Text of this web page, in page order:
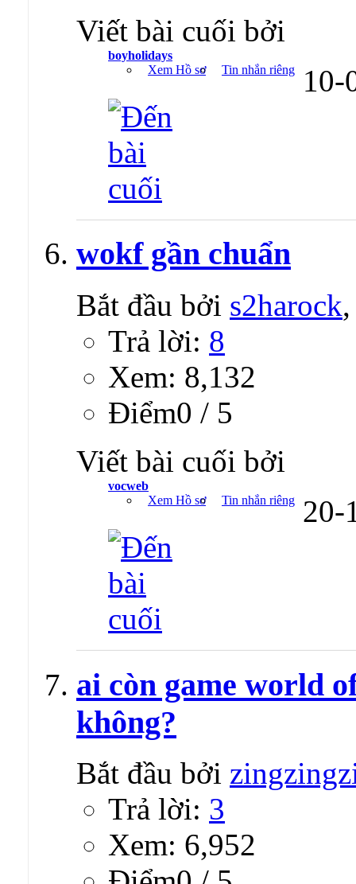
Viết bài cuối bởi
boyholidays
Xem Hồ sơ
Tin nhắn riêng
wokf gần chuẩn
Bắt đầu bởi s2harock
Trả lời: 8
Xem: 8,132
Ðiểm0 / 5
Viết bài cuối bởi
vocweb
Xem Hồ sơ
Tin nhắn riêng 20-
ai còn game world
không?
Bắt đầu bởi
Trả lời: 3
Xem: 6,952